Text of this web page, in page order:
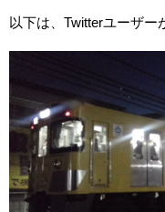
以下は、Twitterユーザー